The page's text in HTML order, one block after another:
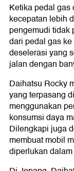
Ketika pedal
kecepatan lebih
pengemudi tidak
dari pedal gas
deselerasi yang
jalan dengan
Daihatsu Rocky
yang terpasang
menggunakan
konsumsi daya
Dilengkapi juga
membuat mobil
diperlukan